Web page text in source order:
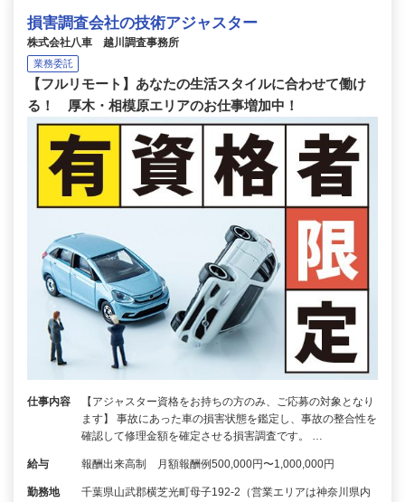
損害調査会社の技術アジャスター
株式会社八車 越川調査事務所
業務委託
【フルリモート】あなたの生活スタイルに合わせて働け
る！ 厚木・相模原エリアのお仕事増加中！
仕事内容
【アジャスター資格をお持ちの方のみ、ご応募の対象となり
ます】 事故にあった車の損害状態を鑑定し、事故の整合性を
確認して修理金額を確定させる損害調査です。 …
給与 報酬出来高制 月額報酬例500,000円〜1,000,000円
勤務地
千葉県山武郡横芝光町母子192-2（営業エリアは神奈川県内